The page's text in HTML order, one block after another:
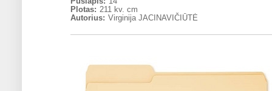
Plotas: 211 kv. cm
Autorius: Virginija JACINAVIČIŪTĖ